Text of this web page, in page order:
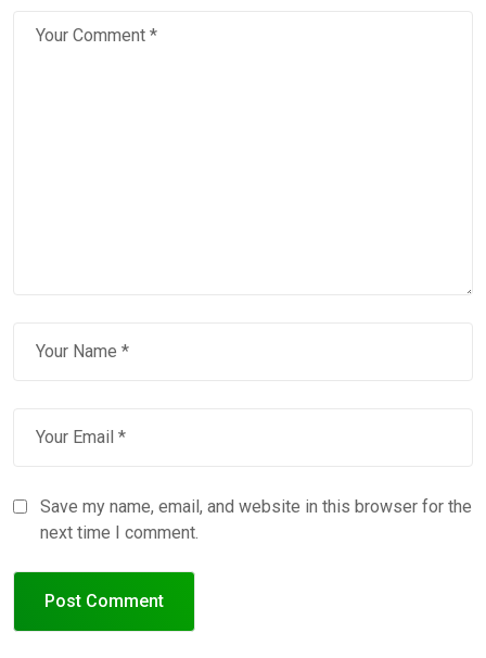
Save my name, email, and website in this browser for the
next time I comment.